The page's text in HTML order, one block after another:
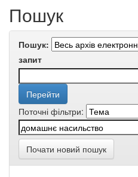
Пошук
Пошук:
запит
Поточні фільтри:
Почати новий пошук